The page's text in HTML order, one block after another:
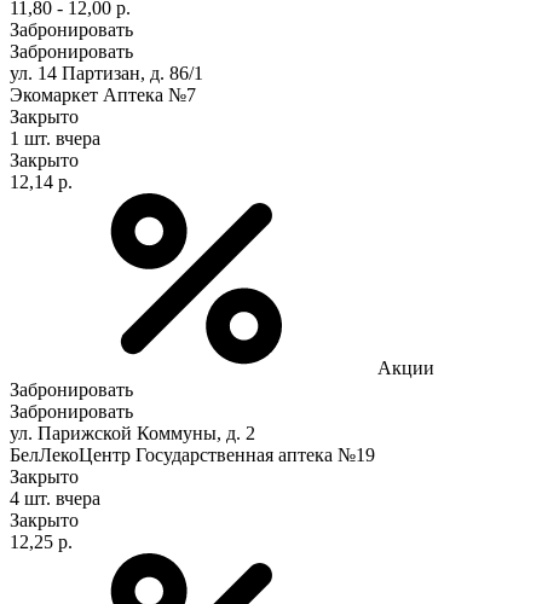
11,80 - 12,00 р.
Забронировать
Забронировать
ул. 14 Партизан, д. 86/1
Экомаркет Аптека №7
Закрыто
1 шт. вчера
Закрыто
12,14 р.
Акции
Забронировать
Забронировать
ул. Парижской Коммуны, д. 2
БелЛекоЦентр Государственная аптека №19
Закрыто
4 шт. вчера
Закрыто
12,25 р.